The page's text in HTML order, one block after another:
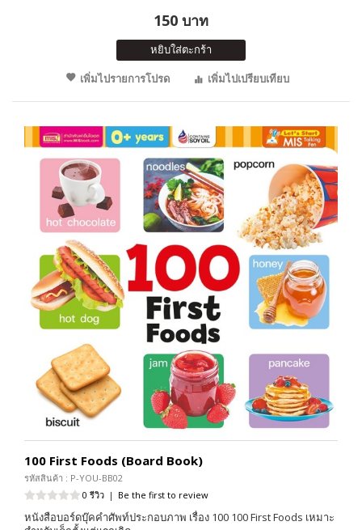
150 บาท
หยิบใส่ตะกร้า
เพิ่มไปรายการโปรด
เพิ่มไปเปรียบเทียบ
100 First Foods (Board Book)
รหัสสินค้า : P-YOU-BB02
0 รีวิว | Be the first to review
หนังสือบอร์ดบุ๊คคำศัพท์ประกอบภาพ เรื่อง 100 100 First Foods เหมาะ